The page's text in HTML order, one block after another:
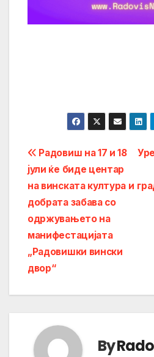
Post
navigation
Радовиш на 17 и 18
јули ќе биде центар
на винската култура и
добрата забава со
одржувањето на
манифестацијата
„Радовишки вински
двор“
By